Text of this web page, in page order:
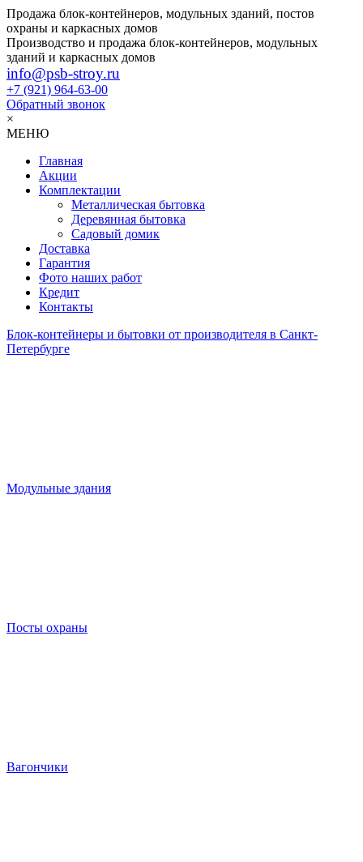
Продажа блок-контейнеров, модульных зданий, постов
охраны и каркасных домов
Производство и продажа блок-контейнеров, модульных
зданий и каркасных домов
info@psb-stroy.ru
+7 (921) 964-63-00
Обратный звонок
×
МЕНЮ
Главная
Акции
Комплектации
Металлическая бытовка
Деревянная бытовка
Садовый домик
Доставка
Гарантия
Фото наших работ
Кредит
Контакты
Блок-контейнеры и бытовки от производителя в Санкт-
Петербурге
Модульные здания
Посты охраны
Вагончики